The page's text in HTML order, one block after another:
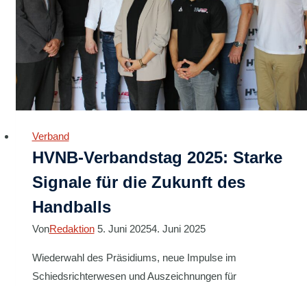
Verband
HVNB-Verbandstag 2025: Starke
Signale für die Zukunft des
Handballs
VonRedaktion 5. Juni 20254. Juni 2025
Wiederwahl des Präsidiums, neue Impulse im
Schiedsrichterwesen und Auszeichnungen für